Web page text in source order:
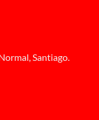
Santiago.